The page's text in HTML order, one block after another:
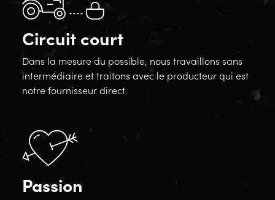
Circuit court
Dans la mesure du possible, nous travaillons sans
intermédiaire et traitons avec le producteur qui est
notre fournisseur direct.
Passion